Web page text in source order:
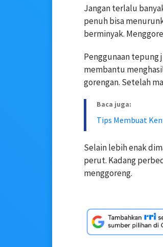
Jangan terlalu
penuh bisa
berminyak.
Penggunaan tepung
membantu
gorengan. Setelah
Baca juga:
Tips Membuat
Selain lebih enak
perut. Kadang
menggoreng.